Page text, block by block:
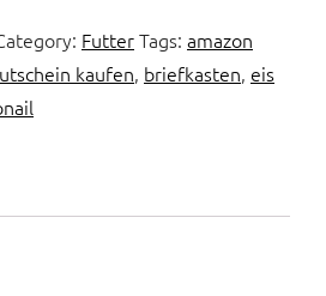
FutterTags: amazon
kaufen, briefkasten, eis